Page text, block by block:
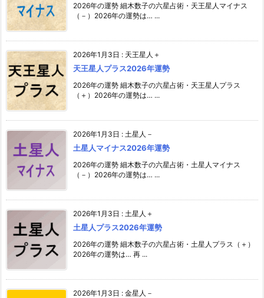
2026年の運勢 細木数子の六星占術・天王星人マイナス
（－）2026年の運勢は… ...
2026年1月3日 : 天王星人＋
天王星人プラス2026年運勢
2026年の運勢 細木数子の六星占術・天王星人プラス
（＋）2026年の運勢は… ...
2026年1月3日 : 土星人－
土星人マイナス2026年運勢
2026年の運勢 細木数子の六星占術・土星人マイナス
（－）2026年の運勢は… ...
2026年1月3日 : 土星人＋
土星人プラス2026年運勢
2026年の運勢 細木数子の六星占術・土星人プラス（＋）
2026年の運勢は… 再 ...
2026年1月3日 : 金星人－